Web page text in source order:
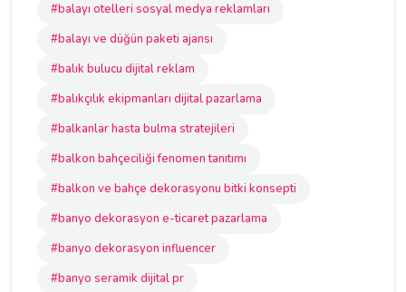
#balayı otelleri sosyal medya reklamları
#balayı ve düğün paketi ajansı
#balık bulucu dijital reklam
#balıkçılık ekipmanları dijital pazarlama
#balkanlar hasta bulma stratejileri
#balkon bahçeciliği fenomen tanıtımı
#balkon ve bahçe dekorasyonu bitki konsepti
#banyo dekorasyon e-ticaret pazarlama
#banyo dekorasyon influencer
#banyo seramik dijital pr